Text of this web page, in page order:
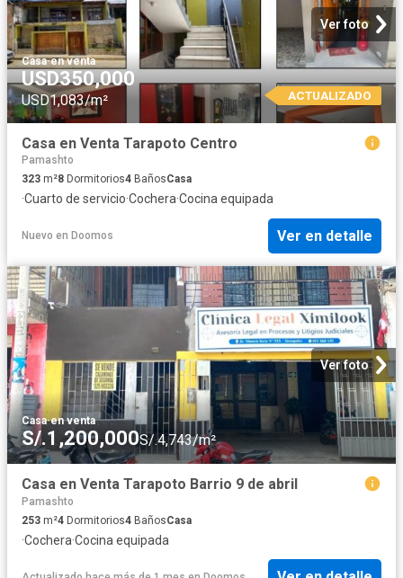
Ver foto
Casa·en venta
USD350,000
USD1,083/m² ACTUALIZADO
Casa en Venta Tarapoto Centro
Pamashto
323 m²8 Dormitorios4 BañosCasa
·Cuarto de servicio·Cochera·Cocina equipada
Nuevo en Doomos Ver en detalle
Ver foto
Casa·en venta
S/.1,200,000S/.4,743/m²
Casa en Venta Tarapoto Barrio 9 de abril
Pamashto
253 m²4 Dormitorios4 BañosCasa
·Cochera·Cocina equipada